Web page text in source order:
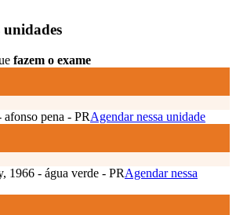
fazem o exame
pena - PRAgendar nessa unidade
1966 - água verde - PRAgendar nessa